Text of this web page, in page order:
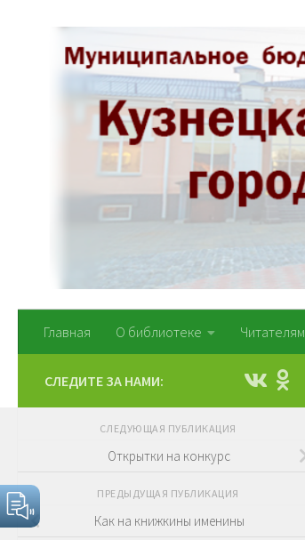
Перейти к содержимому
Главная О библиотеке Читателям
СЛЕДИТЕ ЗА НАМИ:
СЛЕДУЮЩАЯ ПУБЛИКАЦИЯ
Открытки на конкурс
ПРЕДЫДУЩАЯ ПУБЛИКАЦИЯ
Как на книжкины именины